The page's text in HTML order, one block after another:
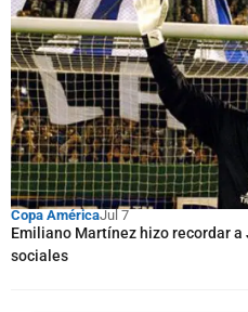
Copa AméricaJul 7
Emiliano Martínez hizo recordar
sociales